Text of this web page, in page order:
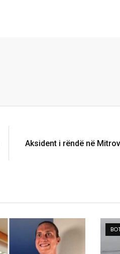
Aksident i rëndë në